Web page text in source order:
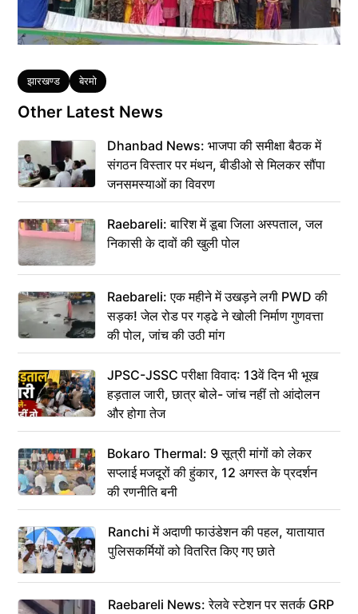
Tags
झारखण्ड बेरमो
Other Latest News
Dhanbad News: भाजपा की समीक्षा बैठक में
संगठन विस्तार पर मंथन, बीडीओ से मिलकर सौंपा
जनसमस्याओं का विवरण
Raebareli: बारिश में डूबा जिला अस्पताल, जल
निकासी के दावों की खुली पोल
Raebareli: एक महीने में उखड़ने लगी PWD की
सड़क! जेल रोड पर गड्ढे ने खोली निर्माण गुणवत्ता
की पोल, जांच की उठी मांग
JPSC-JSSC परीक्षा विवाद: 13वें दिन भी भूख
हड़ताल जारी, छात्र बोले- जांच नहीं तो आंदोलन
और होगा तेज
Bokaro Thermal: 9 सूत्री मांगों को लेकर
सप्लाई मजदूरों की हुंकार, 12 अगस्त के प्रदर्शन
की रणनीति बनी
Ranchi में अदाणी फाउंडेशन की पहल, यातायात
पुलिसकर्मियों को वितरित किए गए छाते
Raebareli News: रेलवे स्टेशन पर सतर्क GRP